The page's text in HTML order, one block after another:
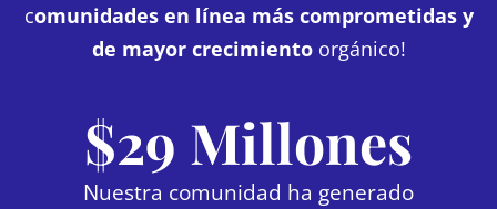
comunidades en línea más comprometidas y
de mayor crecimientoorgánico!
$29 Millones
Nuestra comunidad ha generado